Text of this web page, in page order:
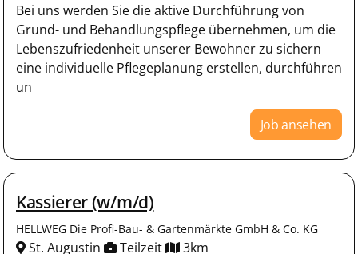
Bei uns werden Sie die aktive Durchführung von
Grund- und Behandlungspflege übernehmen, um die
Lebenszufriedenheit unserer Bewohner zu sichern
eine individuelle Pflegeplanung erstellen, durchführen
un
Job ansehen
Kassierer (w/m/d)
HELLWEG Die Profi-Bau- & Gartenmärkte GmbH & Co. KG
St. Augustin Teilzeit 3km